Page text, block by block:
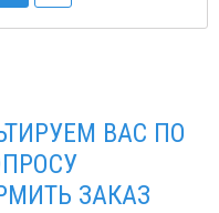
ВАС ПО
ЗАКАЗ